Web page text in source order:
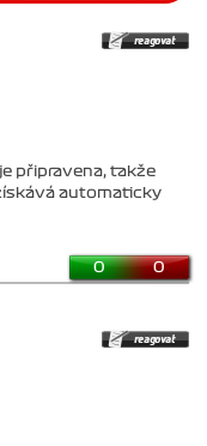
připravena, takže
automaticky
0 0